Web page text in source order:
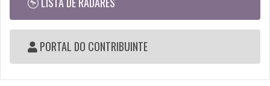
PORTAL DO CONTRIBUINTE